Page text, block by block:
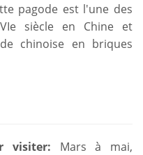
pagode est l'une des
siècle en Chine et
chinoise en briques
visiter: Mars à mai,